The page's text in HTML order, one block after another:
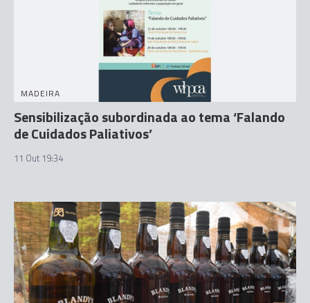
MADEIRA
Sensibilização subordinada ao tema ‘Falando
de Cuidados Paliativos’
11 Out 19:34